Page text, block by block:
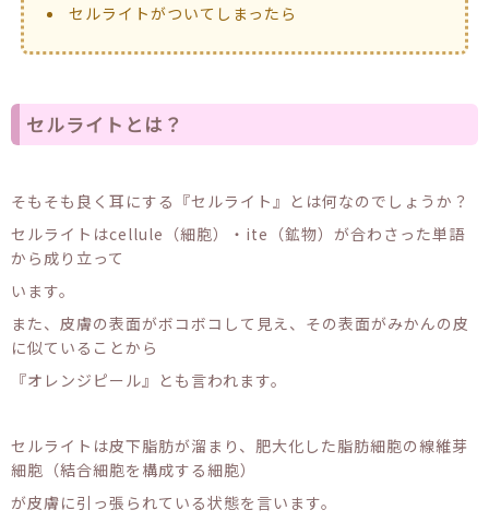
セルライトがついてしまったら
セルライトとは？
そもそも良く耳にする『セルライト』とは何なのでしょうか？
セルライトはcellule（細胞）・ite（鉱物）が合わさった単語
から成り立って
います。
また、皮膚の表面がボコボコして見え、その表面がみかんの皮
に似ていることから
『オレンジピール』とも言われます。
セルライトは皮下脂肪が溜まり、肥大化した脂肪細胞の線維芽
細胞（結合細胞を構成する細胞）
が皮膚に引っ張られている状態を言います。